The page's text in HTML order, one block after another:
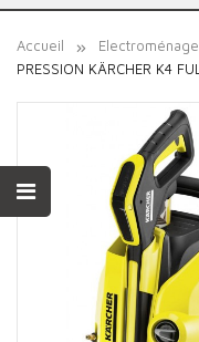
Accueil
PRESSION KÄRCHER K4